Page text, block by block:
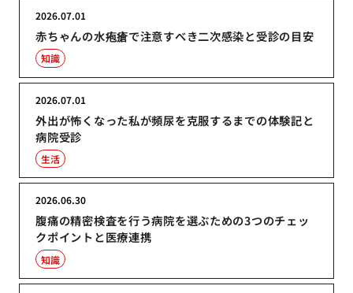
赤ちゃんの水疱瘡で注意すべき二次感染と受診の目安
2026.07.01
知識
外出が怖くなった私が頻尿を克服するまでの体験記と
病院受診
2026.07.01
生活
腹痛の精密検査を行う病院を選ぶための3つのチェッ
クポイントと医療連携
2026.06.30
知識